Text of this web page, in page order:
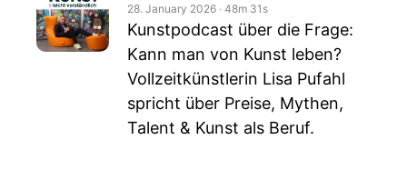
28. January 2026 ‧ 48m 31s
Kunstpodcast über die Frage:
Kann man von Kunst leben?
Vollzeitkünstlerin Lisa Pufahl
spricht über Preise, Mythen,
Talent & Kunst als Beruf.